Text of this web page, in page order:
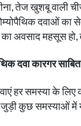
तेज खुशबू वाली
दवाओं का
अवसाद महसूस हो,
दवा कारगर साबित
हर समस्या के लिए
कुछ समस्याओं में